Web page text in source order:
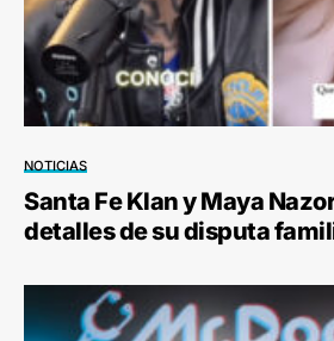
NOTICIAS
Santa Fe Klan y Maya
detalles de su disputa